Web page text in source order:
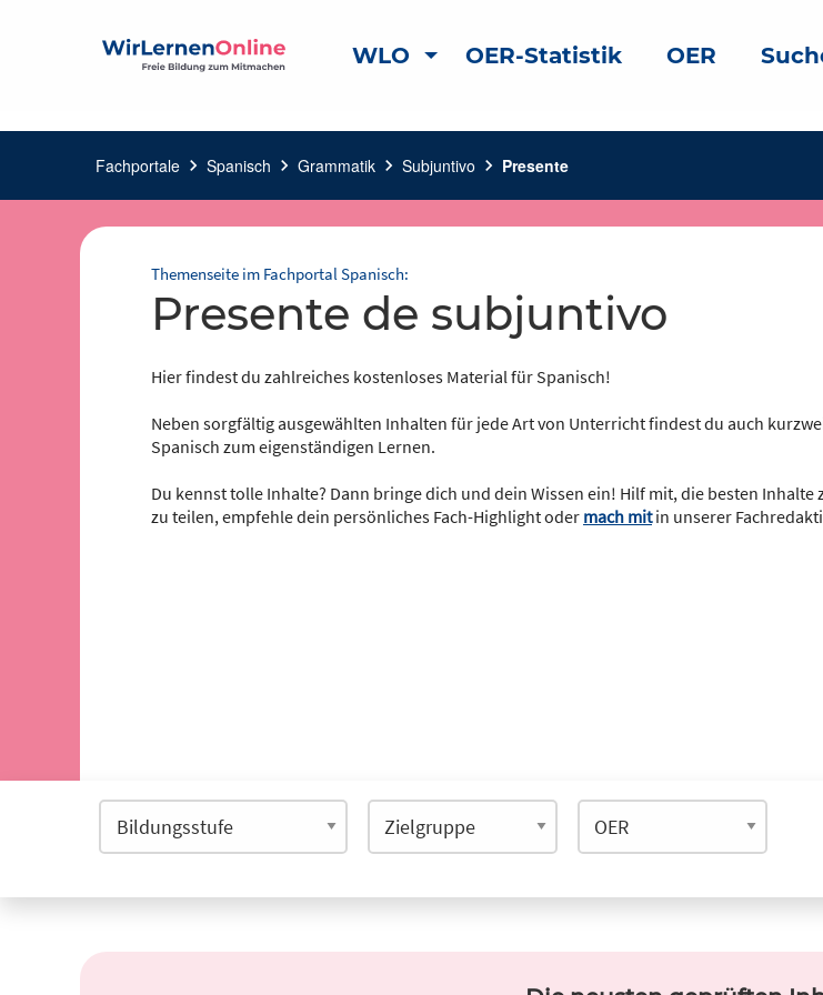
WLO OER-Statistik OER
Fachportale chevron_right Spanisch chevron_right Grammatik chevron_right Subjuntivo chevron_right Presente
Themenseite im Fachportal Spanisch:
Presente de subjuntivo
Hier findest du zahlreiches kostenloses Material für Spanisch!
Neben sorgfältig ausgewählten Inhalten für jede Art von Unterricht findest du auch
Spanisch zum eigenständigen Lernen.
Du kennst tolle Inhalte? Dann bringe dich und dein Wissen ein! Hilf mit, die besten Inhalte
zu teilen, empfehle dein persönliches Fach-Highlight oder mach mitin unserer